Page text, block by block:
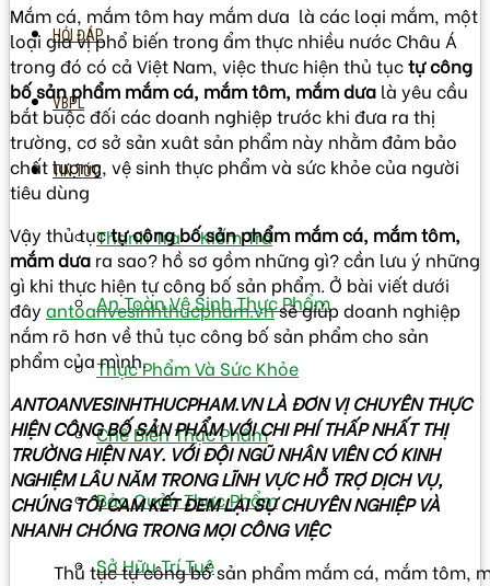
HỎI ĐÁP
VBPL
TIN TỨC
Thanh Tra – Kiếm Tra
An Toàn Vệ Sinh Thực Phẩm
Thực Phẩm Và Sức Khỏe
Chế Biến Thực Phẩm
Bảo Quản Thực Phẩm
Sở Hữu Trí Tuệ
Mắm cá, mắm tôm hay mắm dưa là các loại mắm, một
loại gia vị phổ biến trong ẩm thực nhiều nước Châu Á
trong đó có cả Việt Nam, việc thưc hiện thủ tụctự công
bố sản phẩm mắm cá, mắm tôm, mắm dưa là yêu cầu
bắt buộc đối các doanh nghiệp trước khi đưa ra thị
trường, cơ sở sản xuât sản phẩm này nhằm đảm bảo
chất lượng, vệ sinh thực phẩm và sức khỏe của người
tiêu dùng
Vậy thủ tụctự công bố sản phẩm mắm cá, mắm tôm,
mắm dưa ra sao? hồ sơ gồm những gì? cần lưu ý những
gì khi thực hiện tự công bố sản phẩm. Ở bài viết dưới
đây antoanvesinhthucpham.vnsẽ giúp doanh nghiệp
nắm rõ hơn về thủ tục công bố sản phẩm cho sản
phẩm của mình.
ANTOANVESINHTHUCPHAM.VN LÀ ĐƠN VỊ CHUYÊN THỰC
HIỆN CÔNG BỐ SẢN PHẨM VỚI CHI PHÍ THẤP NHẤT THỊ
TRƯỜNG HIỆN NAY. VỚI ĐỘI NGŨ NHÂN VIÊN CÓ KINH
NGHIỆM LÂU NĂM TRONG LĨNH VỰC HỖ TRỢ DỊCH VỤ,
CHÚNG TÔI CAM KẾT ĐEM LẠI SỰ CHUYÊN NGHIỆP VÀ
NHANH CHÓNG TRONG MỌI CÔNG VIỆC
Thủ tục tự công bố sản phẩm mắm cá, mắm tôm,